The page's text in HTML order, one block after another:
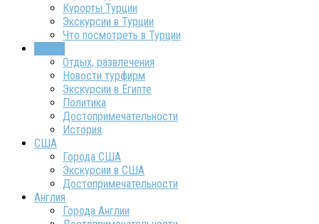
Курорты Турции
Экскурсии в Турции
Что посмотреть в Турции
Отдых, развлечения
Новости турфирм
Экскурсии в Египте
Политика
Достопримечательности
История
США
Города США
Экскурсии в США
Достопримечательности
Англия
Города Англии